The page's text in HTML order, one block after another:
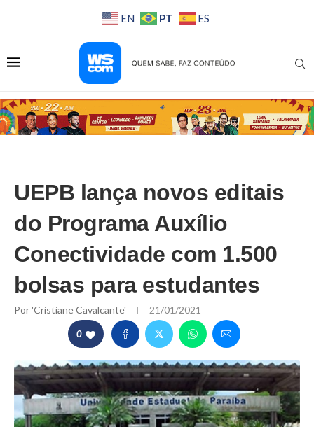
EN PT ES
UEPB lança novos editais
do Programa Auxílio
Conectividade com 1.500
bolsas para estudantes
Por'Cristiane Cavalcante' 21/01/2021
0